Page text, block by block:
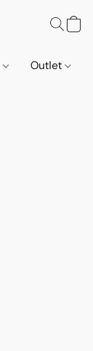
Outlet